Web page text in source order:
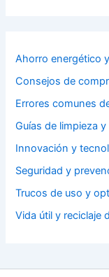
Ahorro energético
Consejos de
Errores comunes
Guías de limpieza
Innovación y
Seguridad y
Trucos de uso y
Vida útil y reciclaje